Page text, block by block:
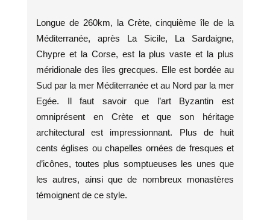
Longue de 260km, la Crète, cinquième île de la
Méditerranée, après La Sicile, La Sardaigne,
Chypre et la Corse, est la plus vaste et la plus
méridionale des îles grecques. Elle est bordée au
Sud par la mer Méditerranée et au Nord par la mer
Egée. Il faut savoir que l’art Byzantin est
omniprésent en Crète et que son héritage
architectural est impressionnant. Plus de huit
cents églises ou chapelles ornées de fresques et
d’icônes, toutes plus somptueuses les unes que
les autres, ainsi que de nombreux monastères
témoignent de ce style.